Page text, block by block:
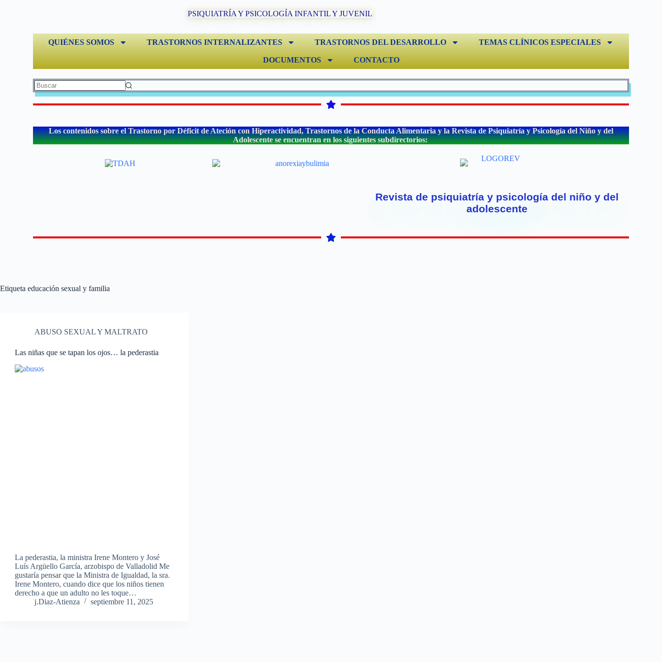
PSIQUIATRÍA Y PSICOLOGÍA INFANTIL Y JUVENIL
QUIÉNES SOMOS TRASTORNOS INTERNALIZANTES TRASTORNOS DEL DESARROLLO TEMAS CLÍNICOS ESPECIALES
DOCUMENTOS CONTACTO
Los contenidos sobre el Trastorno por Déficit de Ateción con Hiperactividad, Trastornos de la Conducta Alimentaria y la Revista de Psiquiatría y Psicología del Niño y del
Adolescente se encuentran en los siguientes subdirectorios:
Revista de psiquiatría y psicología del niño y del
adolescente
Etiqueta educación sexual y familia
ABUSO SEXUAL Y MALTRATO
Las niñas que se tapan los ojos… la pederastia
La pederastia, la ministra Irene Montero y José
Luís Argüello García, arzobispo de Valladolid Me
gustaría pensar que la Ministra de Igualdad, la sra.
Irene Montero, cuando dice que los niños tienen
derecho a que un adulto no les toque…
j.Diaz-Atienza
septiembre 11, 2025